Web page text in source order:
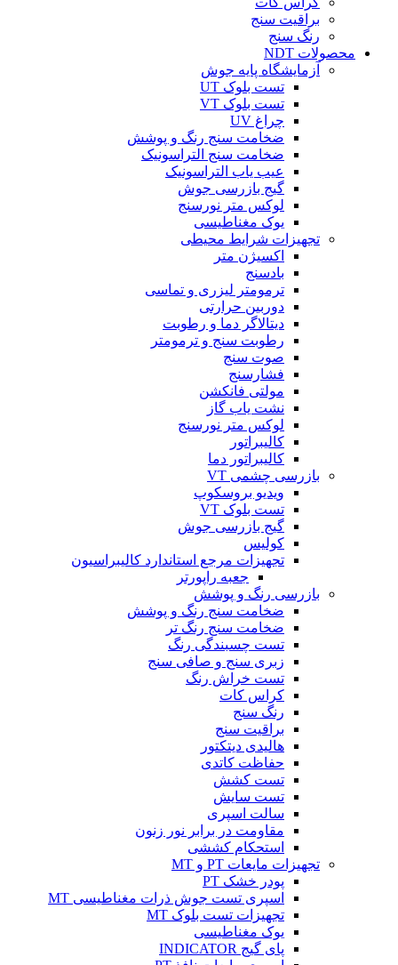
براقیت سنج
رنگ سنج
محصولات NDT
آزمایشگاه پایه جوش
تست بلوک UT
تست بلوک VT
چراغ UV
ضخامت سنج رنگ و پوشش
ضخامت سنج التراسونیک
عیب یاب التراسونیک
گیج بازرسی جوش
لوکس متر نورسنج
یوک مغناطیسی
تجهیزات شرایط محیطی
اکسیژن متر
بادسنج
ترمومتر لیزری و تماسی
دوربین حرارتی
دیتالاگر دما و رطوبت
رطوبت سنج و ترمومتر
صوت سنج
فشارسنج
مولتی فانکشن
نشت یاب گاز
لوکس متر نورسنج
کالیبراتور
کالیبراتور دما
بازرسی چشمی VT
ویدیو بروسکوپ
تست بلوک VT
گیج بازرسی جوش
کولیس
تجهیزات مرجع استاندارد کالیبراسیون
جعبه راپورتر
بازرسی رنگ و پوشش
ضخامت سنج رنگ و پوشش
ضخامت سنج رنگ تر
تست چسبندگی رنگ
زبری سنج و صافی سنج
تست خراش رنگ
کراس کات
رنگ سنج
براقیت سنج
هالیدی دیتکتور
حفاظت کاتدی
تست کشش
تست سایش
سالت اسپری
مقاومت در برابر نور زنون
استحکام کششی
تجهیزات مایعات PT و MT
پودر خشک PT
اسپری تست جوش ذرات مغناطیسی MT
تجهیزات تست بلوک MT
یوک مغناطیسی
پای گیج INDICATOR